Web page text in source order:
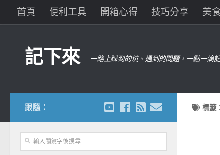
首頁 便利工具 開箱心得 技巧分享 美
記下來 一路上踩到的坑、遇到的問題，一點一滴
標籤
跟隨：